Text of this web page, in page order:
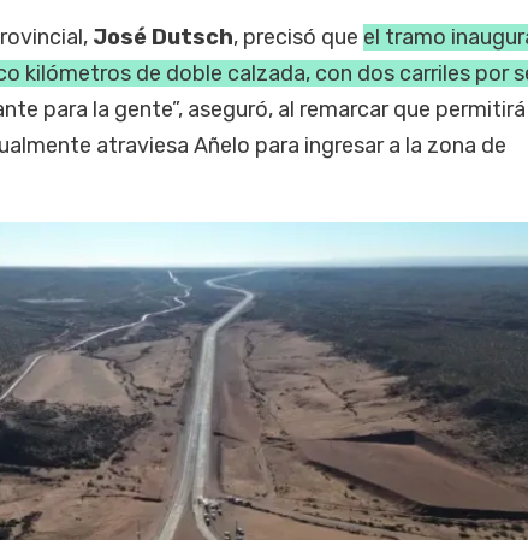
José Dutsch, precisó que el tramo
kilómetros de doble calzada, con dos carriles por
para la gente”, aseguró, al remarcar que
atraviesa Añelo para ingresar a la zona de